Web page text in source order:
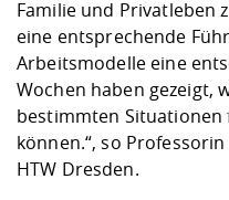
Familie und Privatleben
eine entsprechende
Arbeitsmodelle eine
Wochen haben gezeigt,
bestimmten Situationen
können.“, so
HTW Dresden.